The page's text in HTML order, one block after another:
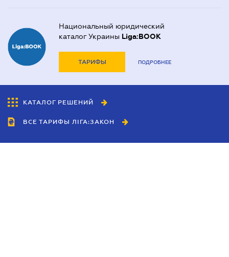
Национальный юридический
каталог Украины Liga:BOOK
ТАРИФЫ ПОДРОБНЕЕ
КАТАЛОГ РЕШЕНИЙ
ВСЕ ТАРИФЫ ЛІГА:ЗАКОН